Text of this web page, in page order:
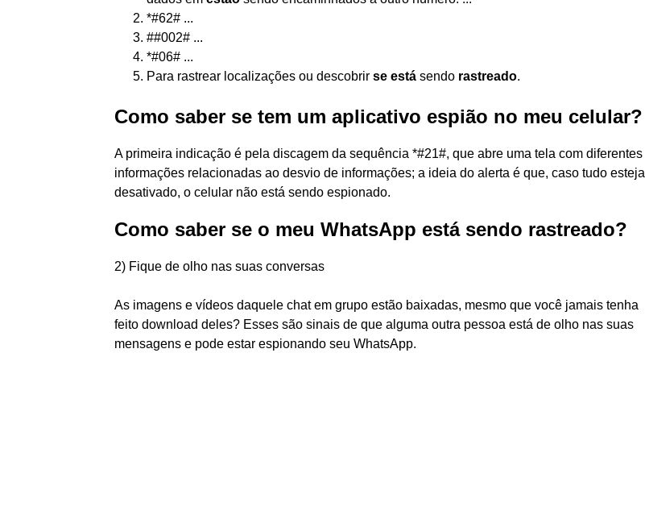
*#62# ...
##002# ...
*#06# ...
Para rastrear localizações ou descobrir se está sendo rastreado.
Como saber se tem um aplicativo espião no meu celular?
A primeira indicação é pela discagem da sequência *#21#, que abre uma tela com diferentes
informações relacionadas ao desvio de informações; a ideia do alerta é que, caso tudo esteja
desativado, o celular não está sendo espionado.
Como saber se o meu WhatsApp está sendo rastreado?
2) Fique de olho nas suas conversas
As imagens e vídeos daquele chat em grupo estão baixadas, mesmo que você jamais tenha
feito download deles? Esses são sinais de que alguma outra pessoa está de olho nas suas
mensagens e pode estar espionando seu WhatsApp.